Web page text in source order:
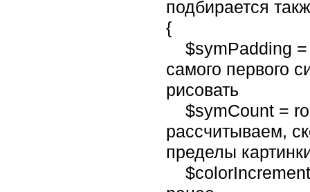
подбирается
{
$symPadding =
самого первого
рисовать
$symCount =
рассчитываем,
пределы
$colorIncrement